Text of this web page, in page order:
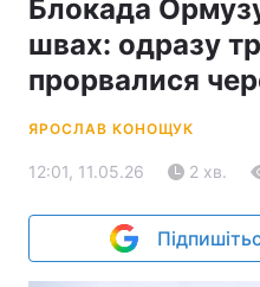
Блокада
швах: одразу
прорвалися
ЯРОСЛАВ КОНОЩУК
12:01, 11.05.26 2 хв.